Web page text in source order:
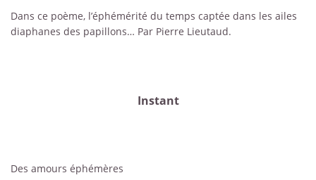
Dans ce poème, l’éphémérité du temps captée dans les ailes
diaphanes des papillons… Par Pierre Lieutaud.
Instant
Des amours éphémères